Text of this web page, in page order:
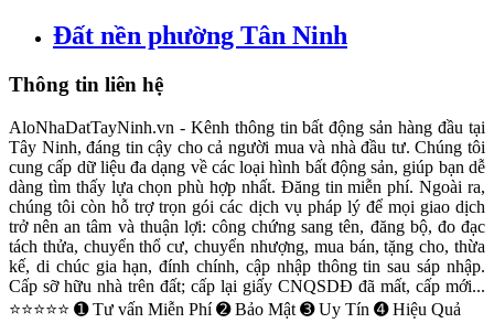
Đất nền phường Tân Ninh
Thông tin liên hệ
AloNhaDatTayNinh.vn - Kênh thông tin bất động sản hàng đầu tại
Tây Ninh, đáng tin cậy cho cả người mua và nhà đầu tư. Chúng tôi
cung cấp dữ liệu đa dạng về các loại hình bất động sản, giúp bạn dễ
dàng tìm thấy lựa chọn phù hợp nhất. Đăng tin miễn phí. Ngoài ra,
chúng tôi còn hỗ trợ trọn gói các dịch vụ pháp lý để mọi giao dịch
trở nên an tâm và thuận lợi: công chứng sang tên, đăng bộ, đo đạc
tách thửa, chuyển thổ cư, chuyển nhượng, mua bán, tặng cho, thừa
kế, di chúc gia hạn, đính chính, cập nhập thông tin sau sáp nhập.
Cấp sỡ hữu nhà trên đất; cấp lại giấy CNQSDĐ đã mất, cấp mới...
⭐⭐⭐⭐⭐ ➊ Tư vấn Miễn Phí ➋ Bảo Mật ➌ Uy Tín ➍ Hiệu Quả